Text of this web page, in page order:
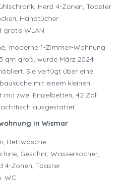
Herd 4-Zonen, Toaster
Handtücher
gratis WLAN
moderne 1-Zimmer-Wohnung
qm groß, wurde März 2024
Sie verfügt über eine
mit einem kleinen
mit zwei Einzelbetten, 42 Zoll
ausgestattet.
in Wismar
Bettwäsche
Geschirr, Wasserkocher,
4-Zonen, Toaster
WC